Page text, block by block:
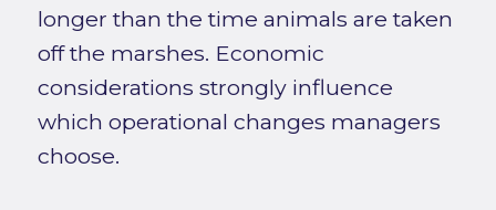
longer than the time animals are taken
off the marshes. Economic
considerations strongly influence
which operational changes managers
choose.